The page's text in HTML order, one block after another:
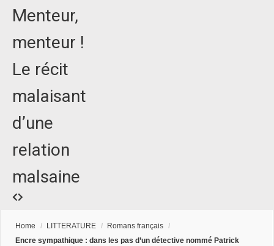
Menteur,
menteur !
Le récit
malaisant
d’une
relation
malsaine
Home / LITTERATURE / Romans français /
Encre sympathique : dans les pas d’un détective nommé Patrick